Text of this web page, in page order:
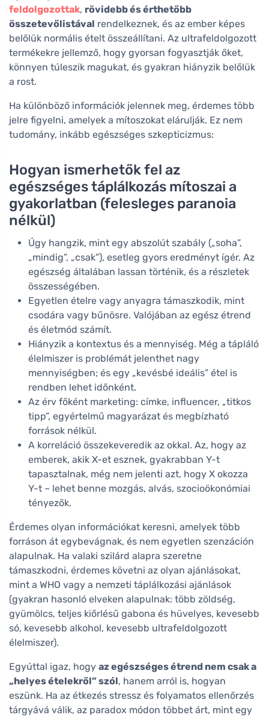
feldolgozottak, rövidebb és érthetőbb
összetevőlistával rendelkeznek, és az ember képes
belőlük normális ételt összeállítani. Az ultrafeldolgozott
termékekre jellemző, hogy gyorsan fogyasztják őket,
könnyen túleszik magukat, és gyakran hiányzik belőlük
a rost.
Ha különböző információk jelennek meg, érdemes több
jelre figyelni, amelyek a mítoszokat elárulják. Ez nem
tudomány, inkább egészséges szkepticizmus:
Hogyan ismerhetők fel az
egészséges táplálkozás mítoszai a
gyakorlatban (felesleges paranoia
nélkül)
Úgy hangzik, mint egy abszolút szabály („soha”,
„mindig”, „csak”), esetleg gyors eredményt ígér. Az
egészség általában lassan történik, és a részletek
összességében.
Egyetlen ételre vagy anyagra támaszkodik, mint
csodára vagy bűnösre. Valójában az egész étrend
és életmód számít.
Hiányzik a kontextus és a mennyiség. Még a tápláló
élelmiszer is problémát jelenthet nagy
mennyiségben; és egy „kevésbé ideális” étel is
rendben lehet időnként.
Az érv főként marketing: címke, influencer, „titkos
tipp”, egyértelmű magyarázat és megbízható
források nélkül.
A korreláció összekeveredik az okkal. Az, hogy az
emberek, akik X-et esznek, gyakrabban Y-t
tapasztalnak, még nem jelenti azt, hogy X okozza
Y-t – lehet benne mozgás, alvás, szocioökonómiai
tényezők.
Érdemes olyan információkat keresni, amelyek több
forráson át egybevágnak, és nem egyetlen szenzáción
alapulnak. Ha valaki szilárd alapra szeretne
támaszkodni, érdemes követni az olyan ajánlásokat,
mint a WHO vagy a nemzeti táplálkozási ajánlások
(gyakran hasonló elveken alapulnak: több zöldség,
gyümölcs, teljes kiőrlésű gabona és hüvelyes, kevesebb
só, kevesebb alkohol, kevesebb ultrafeldolgozott
élelmiszer).
Egyúttal igaz, hogy az egészséges étrend nem csak a
„helyes ételekről” szól, hanem arról is, hogyan
eszünk. Ha az étkezés stressz és folyamatos ellenőrzés
tárgyává válik, az paradox módon többet árt, mint egy